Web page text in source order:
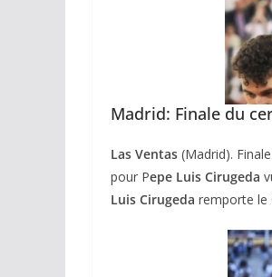
Madrid: Finale du
Las Ventas (Madrid).
pour Pepe Luis Cirugeda
Luis Cirugeda remporte le